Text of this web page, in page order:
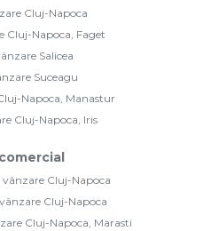
Cluj-Napoca
Cluj-Napoca, Faget
Salicea
Suceagu
Napoca, Manastur
Cluj-Napoca, Iris
vânzare Cluj-Napoca
Cluj-Napoca
Cluj-Napoca, Marasti